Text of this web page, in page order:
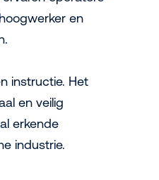
en
instructie. Het
en veilig
erkende
industrie.